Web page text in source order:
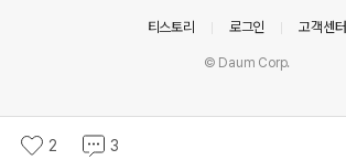
2 3
티스토리 로그인 고객센터
© Daum Corp.